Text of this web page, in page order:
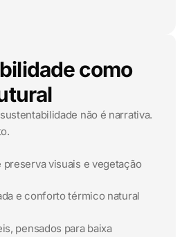
como
não é narrativa.
preserva visuais e vegetação
e conforto térmico natural
pensados para baixa